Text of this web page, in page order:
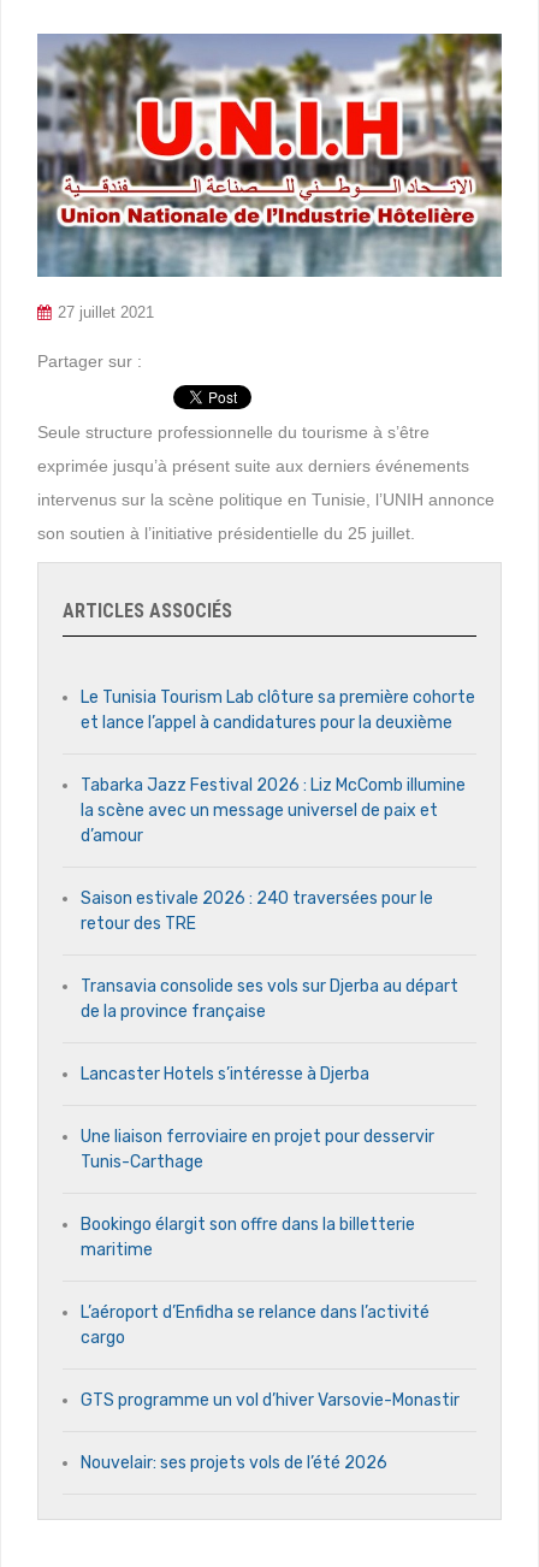
27 juillet 2021
Partager sur :
Seule structure professionnelle du tourisme à s’être
exprimée jusqu’à présent suite aux derniers événements
intervenus sur la scène politique en Tunisie, l’UNIH annonce
son soutien à l’initiative présidentielle du 25 juillet.
ARTICLES ASSOCIÉS
Le Tunisia Tourism Lab clôture sa première cohorte
et lance l’appel à candidatures pour la deuxième
Tabarka Jazz Festival 2026 : Liz McComb illumine
la scène avec un message universel de paix et
d’amour
Saison estivale 2026 : 240 traversées pour le
retour des TRE
Transavia consolide ses vols sur Djerba au départ
de la province française
Lancaster Hotels s’intéresse à Djerba
Une liaison ferroviaire en projet pour desservir
Tunis-Carthage
Bookingo élargit son offre dans la billetterie
maritime
L’aéroport d’Enfidha se relance dans l’activité
cargo
GTS programme un vol d’hiver Varsovie-Monastir
Nouvelair: ses projets vols de l’été 2026